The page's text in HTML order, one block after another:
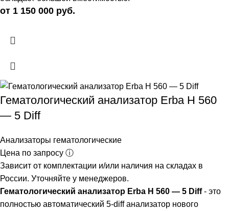
от 1 150 000 руб.
Гематологический анализатор Erba H 560
— 5 Diff
Анализаторы гематологические
Цена по запросу ⓘ
Зависит от комплектации и/или наличия на складах в
России. Уточняйте у менеджеров.
Гематологический анализатор Erba H 560 — 5 Diff- это
полностью автоматический 5-diff анализатор нового